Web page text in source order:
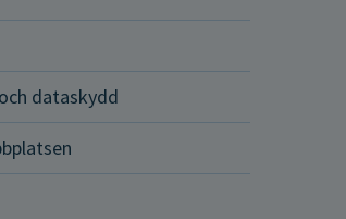
dataskydd